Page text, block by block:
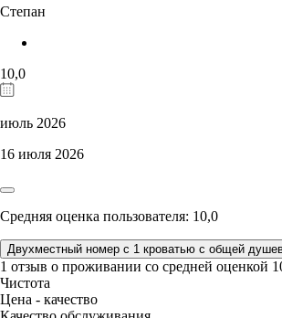
Степан
10,0
июль 2026
16 июля 2026
Средняя оценка пользователя: 10,0
Двухместный номер с 1 кроватью с общей
1 отзыв о проживании со средней оценкой
Чистота
Цена - качество